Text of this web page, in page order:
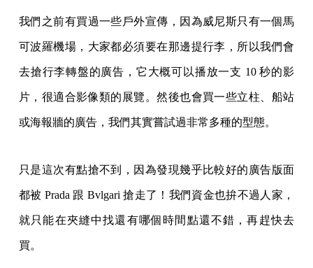
我們之前有買過一些戶外宣傳，因為威尼斯只有一個馬
可波羅機場，大家都必須要在那邊提行李，所以我們會
去搶行李轉盤的廣告，它大概可以播放一支 10 秒的影
片，很適合影像類的展覽。然後也會買一些立柱、船站
或海報牆的廣告，我們其實嘗試過非常多種的型態。
只是這次有點搶不到，因為發現幾乎比較好的廣告版面
都被 Prada 跟 Bvlgari 搶走了！我們資金也拚不過人家，
就只能在夾縫中找還有哪個時間點還不錯，再趕快去
買。